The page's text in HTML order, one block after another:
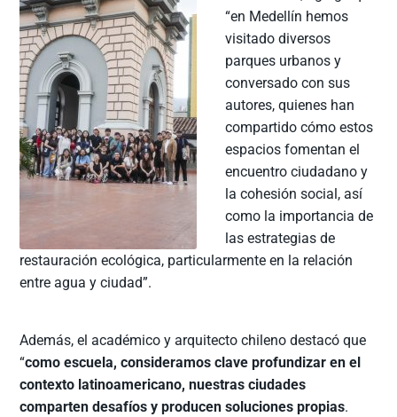
“en Medellín hemos
visitado diversos
parques urbanos y
conversado con sus
autores, quienes han
compartido cómo estos
espacios fomentan el
encuentro ciudadano y
la cohesión social, así
como la importancia de
las estrategias de
restauración ecológica, particularmente en la relación
entre agua y ciudad”.
Además, el académico y arquitecto chileno destacó que
“como escuela, consideramos clave profundizar en el
contexto latinoamericano, nuestras ciudades
comparten desafíos y producen soluciones propias.